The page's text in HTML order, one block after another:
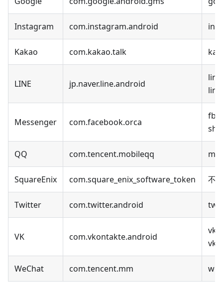
Instagram com.instagram.android
Kakao com.kakao.talk
LINE jp.naver.line.android
Messenger com.facebook.orca
fb-
QQ com.tencent.mobileqq
SquareEnix com.square_enix_software_token 不
Twitter com.twitter.android
VK com.vkontakte.android
vk-
WeChat com.tencent.mm